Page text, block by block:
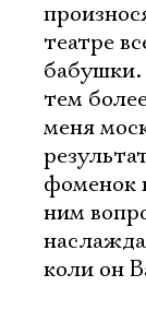
театре
бабушки.
тем
меня
фоменок
ним
коли он